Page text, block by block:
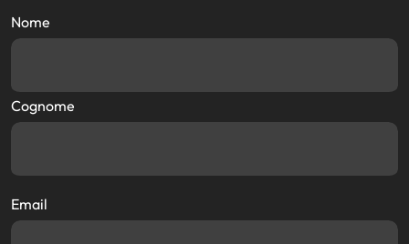
Nome
Cognome
Email